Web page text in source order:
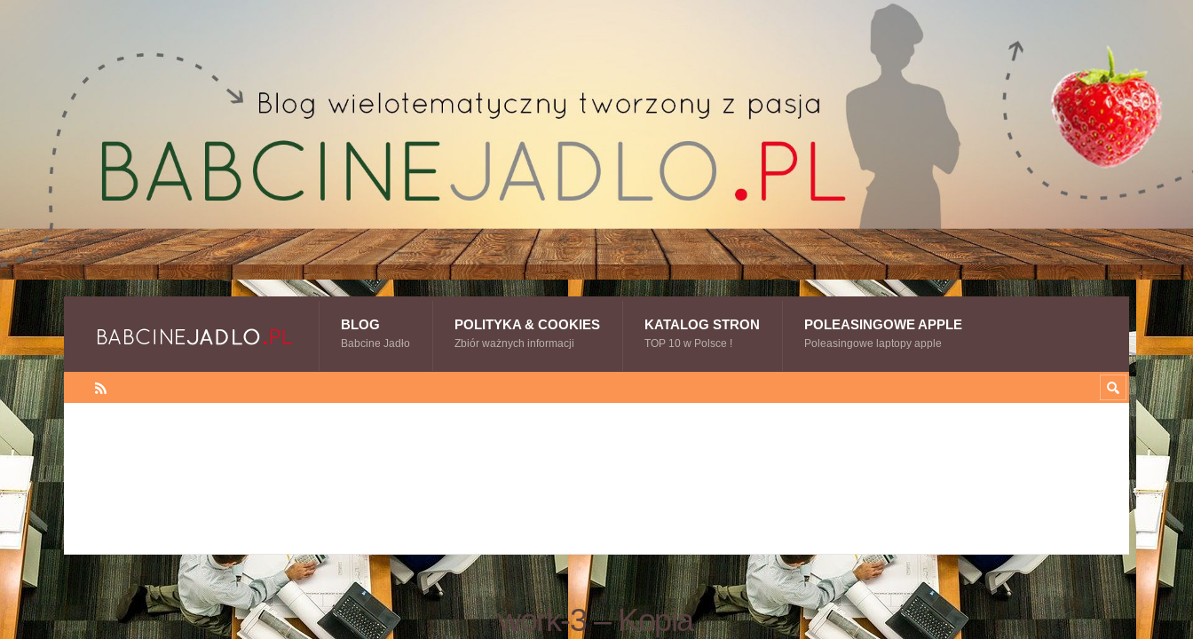
BLOG
Babcine Jadło
POLITYKA & COOKIES
Zbiór ważnych informacji
KATALOG STRON
TOP 10 w Polsce !
POLEASINGOWE APPLE
Poleasingowe laptopy apple
work-3 – Kopia